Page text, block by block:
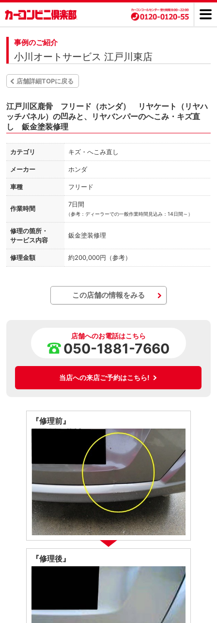
事例のご紹介
小川オートサービス 江戸川東店
店舗詳細TOPに戻る
江戸川区鹿骨 フリード（ホンダ） リヤケート（リヤハ
ッチパネル）の凹みと、リヤバンパーのへこみ・キズ直
し 鈑金塗装修理
カテゴリ キズ・へこみ直し
メーカー ホンダ
車種 フリード
作業時間
7日間
（参考：ディーラーでの一般作業時間見込み：14日間～）
修理の箇所・
サービス内容
鈑金塗装修理
修理金額 約200,000円（参考）
この店舗の情報をみる
店舗へのお電話はこちら
050-1881-7660
当店への来店ご予約はこちら!
『修理前』
『修理後』